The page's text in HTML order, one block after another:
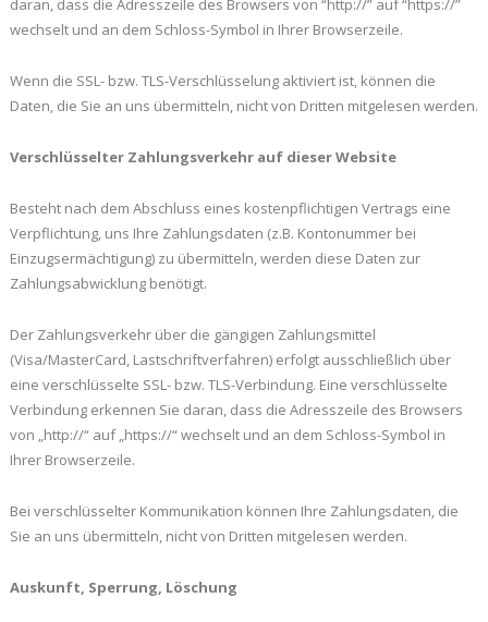
daran, dass die Adresszeile des Browsers von “http://” auf “https://”
wechselt und an dem Schloss-Symbol in Ihrer Browserzeile.
Wenn die SSL- bzw. TLS-Verschlüsselung aktiviert ist, können die
Daten, die Sie an uns übermitteln, nicht von Dritten mitgelesen werden.
Verschlüsselter Zahlungsverkehr auf dieser Website
Besteht nach dem Abschluss eines kostenpflichtigen Vertrags eine
Verpflichtung, uns Ihre Zahlungsdaten (z.B. Kontonummer bei
Einzugsermächtigung) zu übermitteln, werden diese Daten zur
Zahlungsabwicklung benötigt.
Der Zahlungsverkehr über die gängigen Zahlungsmittel
(Visa/MasterCard, Lastschriftverfahren) erfolgt ausschließlich über
eine verschlüsselte SSL- bzw. TLS-Verbindung. Eine verschlüsselte
Verbindung erkennen Sie daran, dass die Adresszeile des Browsers
von „http://“ auf „https://“ wechselt und an dem Schloss-Symbol in
Ihrer Browserzeile.
Bei verschlüsselter Kommunikation können Ihre Zahlungsdaten, die
Sie an uns übermitteln, nicht von Dritten mitgelesen werden.
Auskunft, Sperrung, Löschung